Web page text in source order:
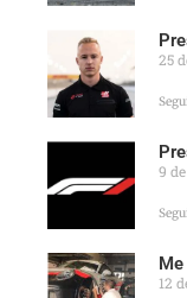
25
9
12